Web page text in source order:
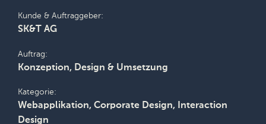
Kunde & Auftraggeber
SK&T AG
Auftrag
Konzeption, Design & Umsetzung
Kategorie
Webapplikation, Corporate Design, Interaction
Design